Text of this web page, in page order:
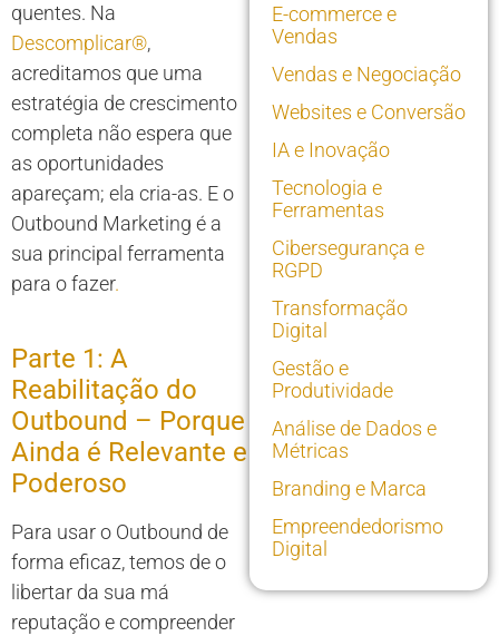
quentes. Na
Descomplicar®,
acreditamos que uma
estratégia de crescimento
completa não espera que
as oportunidades
apareçam; ela cria-as. E o
Outbound Marketing é a
sua principal ferramenta
para o fazer.
Parte 1: A
Reabilitação do
Outbound – Porque
Ainda é Relevante e
Poderoso
Para usar o Outbound de
forma eficaz, temos de o
libertar da sua má
reputação e compreender
E-commerce e
Vendas
Vendas e Negociação
Websites e Conversão
IA e Inovação
Tecnologia e
Ferramentas
Cibersegurança e
RGPD
Transformação
Digital
Gestão e
Produtividade
Análise de Dados e
Métricas
Branding e Marca
Empreendedorismo
Digital